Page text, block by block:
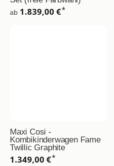
ab 1.839,00 €*
Maxi Cosi -
Kombikinderwagen Fame
Twillic Graphite
1.349,00 €*